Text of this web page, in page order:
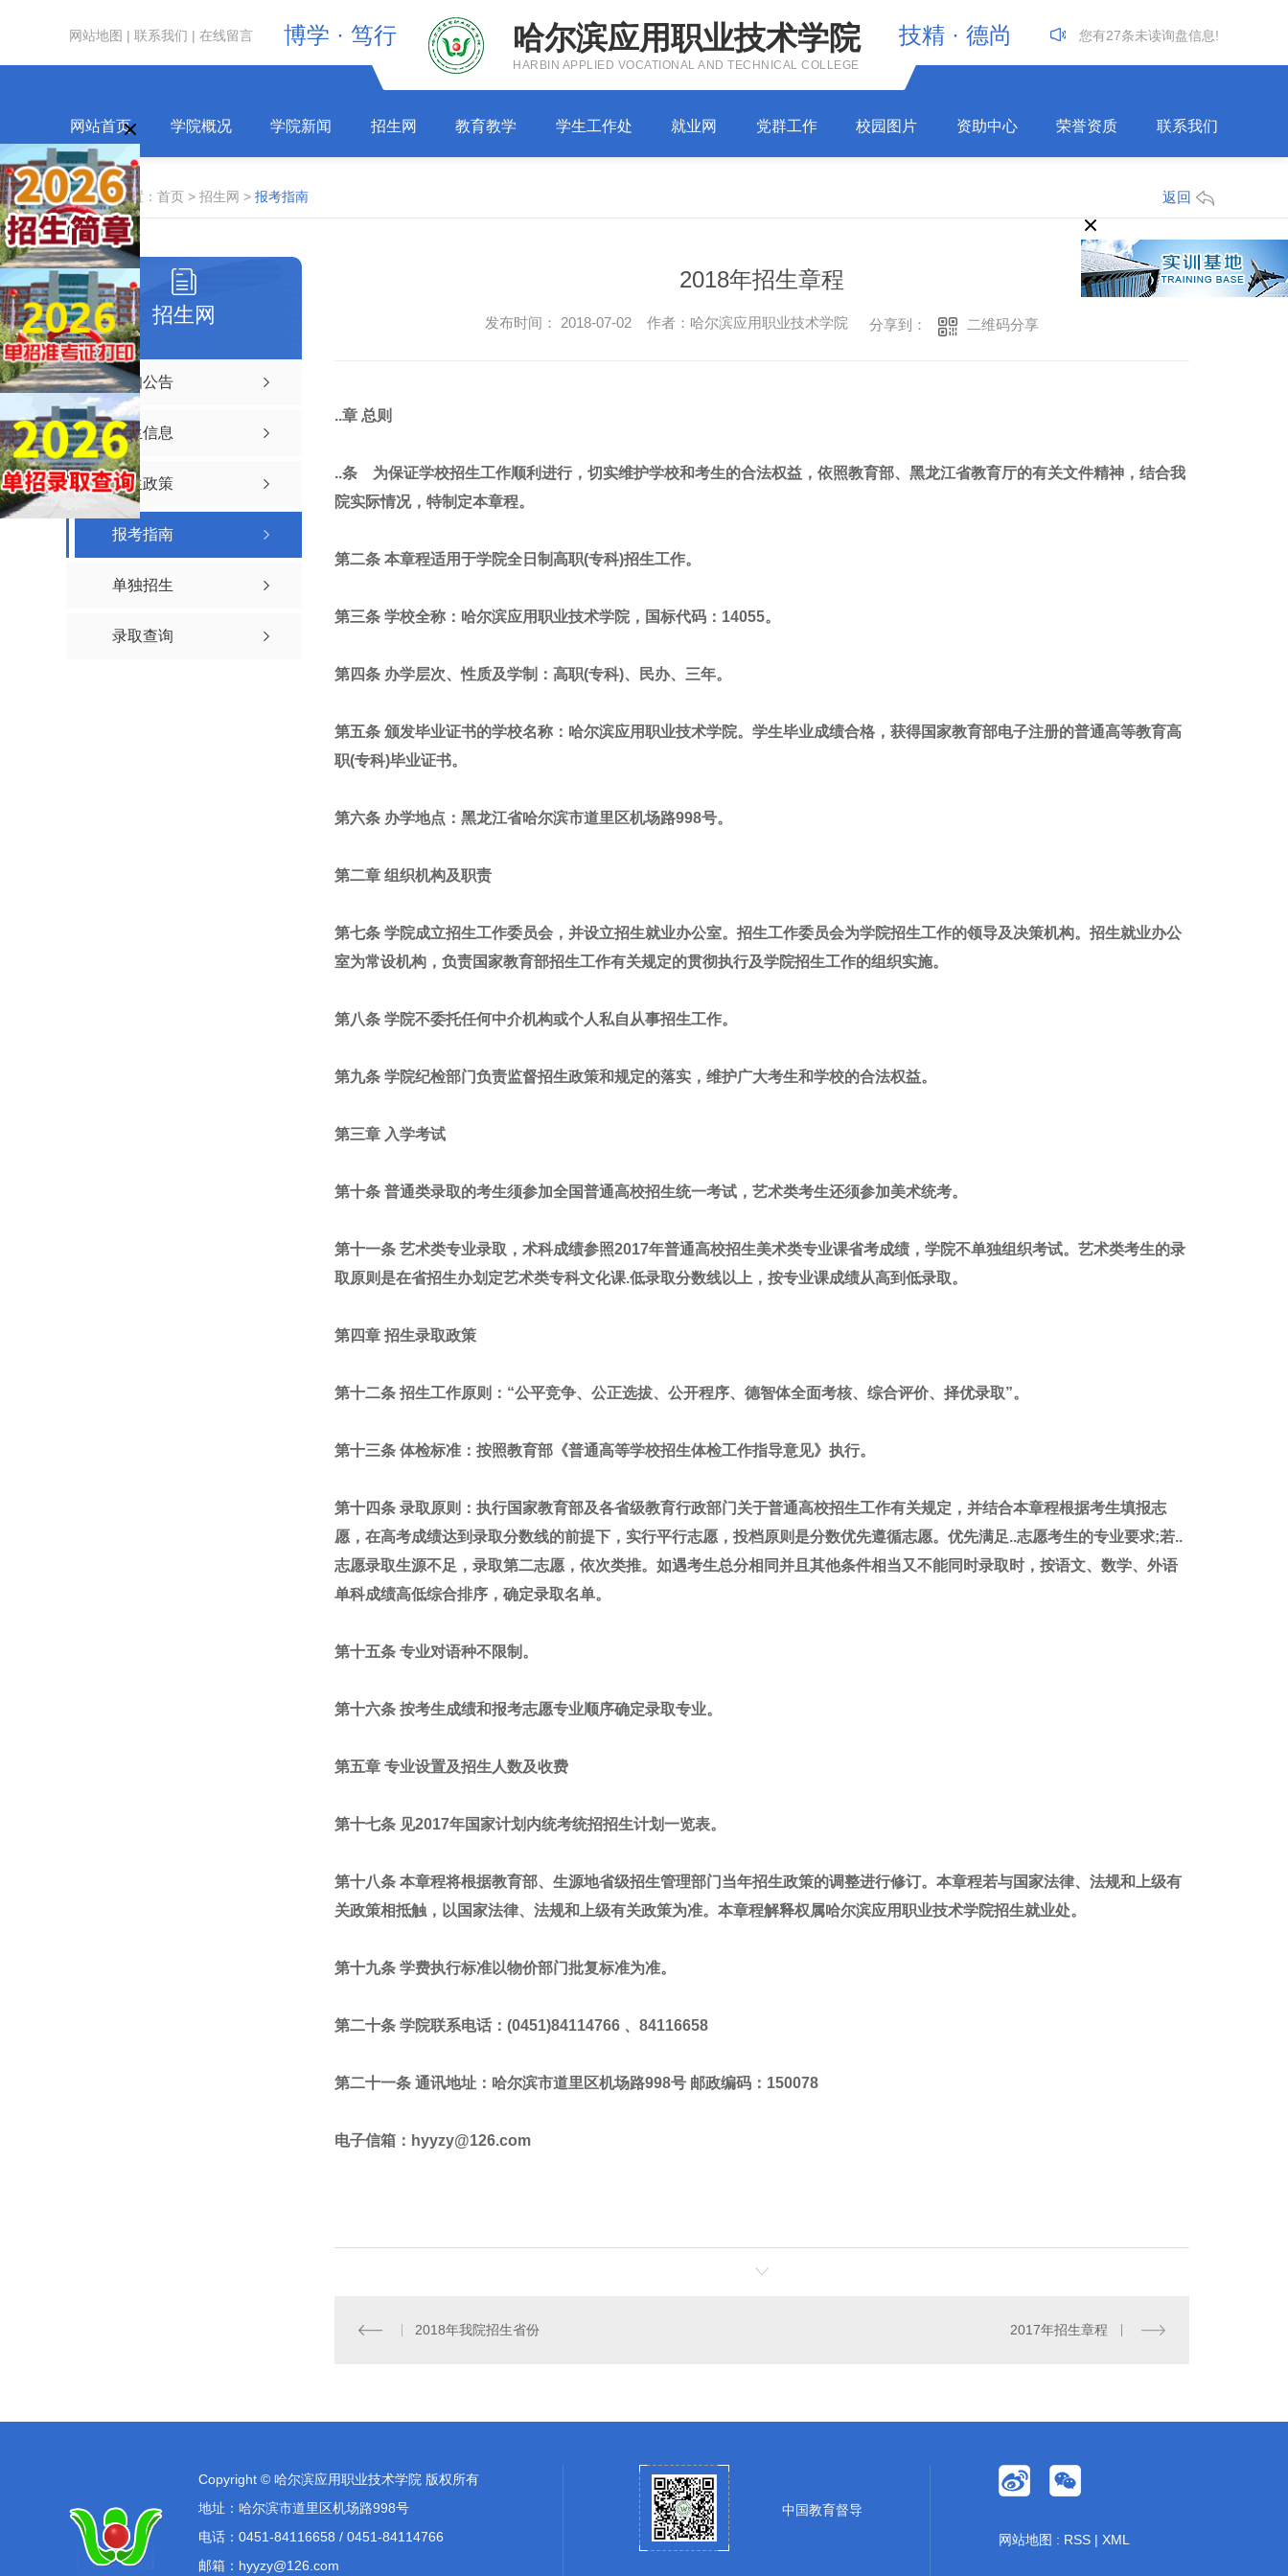
哈尔滨应用职业技术学院
HARBIN APPLIED VOCATIONAL AND TECHNICAL COLLEGE
网站地图 | 联系我们 | 在线留言 博学 · 笃行 技精 · 德尚 您有27条未读询盘信息!
网站首页 学院概况 学院新闻 招生网 教育教学 学生工作处 就业网 党群工作 校园图片 资助中心 荣誉资质 联系我们
当前位置： 首页 > 招生网 > 报考指南 返回
招生网
通知公告
招生信息
招生政策
报考指南
单独招生
录取查询
2018年招生章程
发布时间： 2018-07-02 作者：哈尔滨应用职业技术学院 分享到： 二维码分享
..章 总则
..条 为保证学校招生工作顺利进行，切实维护学校和考生的合法权益，依照教育部、黑龙江省教育厅的有关文件精神，结合我
院实际情况，特制定本章程。
第二条 本章程适用于学院全日制高职(专科)招生工作。
第三条 学校全称：哈尔滨应用职业技术学院，国标代码：14055。
第四条 办学层次、性质及学制：高职(专科)、民办、三年。
第五条 颁发毕业证书的学校名称：哈尔滨应用职业技术学院。学生毕业成绩合格，获得国家教育部电子注册的普通高等教育高
职(专科)毕业证书。
第六条 办学地点：黑龙江省哈尔滨市道里区机场路998号。
第二章 组织机构及职责
第七条 学院成立招生工作委员会，并设立招生就业办公室。招生工作委员会为学院招生工作的领导及决策机构。招生就业办公
室为常设机构，负责国家教育部招生工作有关规定的贯彻执行及学院招生工作的组织实施。
第八条 学院不委托任何中介机构或个人私自从事招生工作。
第九条 学院纪检部门负责监督招生政策和规定的落实，维护广大考生和学校的合法权益。
第三章 入学考试
第十条 普通类录取的考生须参加全国普通高校招生统一考试，艺术类考生还须参加美术统考。
第十一条 艺术类专业录取，术科成绩参照2017年普通高校招生美术类专业课省考成绩，学院不单独组织考试。艺术类考生的录
取原则是在省招生办划定艺术类专科文化课.低录取分数线以上，按专业课成绩从高到低录取。
第四章 招生录取政策
第十二条 招生工作原则：“公平竞争、公正选拔、公开程序、德智体全面考核、综合评价、择优录取”。
第十三条 体检标准：按照教育部《普通高等学校招生体检工作指导意见》执行。
第十四条 录取原则：执行国家教育部及各省级教育行政部门关于普通高校招生工作有关规定，并结合本章程根据考生填报志
愿，在高考成绩达到录取分数线的前提下，实行平行志愿，投档原则是分数优先遵循志愿。优先满足..志愿考生的专业要求;若..
志愿录取生源不足，录取第二志愿，依次类推。如遇考生总分相同并且其他条件相当又不能同时录取时，按语文、数学、外语
单科成绩高低综合排序，确定录取名单。
第十五条 专业对语种不限制。
第十六条 按考生成绩和报考志愿专业顺序确定录取专业。
第五章 专业设置及招生人数及收费
第十七条 见2017年国家计划内统考统招招生计划一览表。
第十八条 本章程将根据教育部、生源地省级招生管理部门当年招生政策的调整进行修订。本章程若与国家法律、法规和上级有
关政策相抵触，以国家法律、法规和上级有关政策为准。本章程解释权属哈尔滨应用职业技术学院招生就业处。
第十九条 学费执行标准以物价部门批复标准为准。
第二十条 学院联系电话：(0451)84114766 、84116658
第二十一条 通讯地址：哈尔滨市道里区机场路998号 邮政编码：150078
电子信箱：hyyzy@126.com
2018年我院招生省份 2017年招生章程
Copyright © 哈尔滨应用职业技术学院 版权所有
地址：哈尔滨市道里区机场路998号
电话：0451-84116658 / 0451-84114766
邮箱：hyyzy@126.com
中国教育督导
网站地图 : RSS | XML